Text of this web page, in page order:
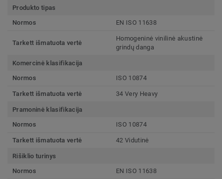
Produkto tipas
Normos
EN ISO 11638
Tarkett išmatuota vertė
Homogeninė vinilinė akustinė
grindų danga
Komercinė klasifikacija
Normos
ISO 10874
Tarkett išmatuota vertė 34 Very Heavy
Pramoninė klasifikacija
Normos
ISO 10874
Tarkett išmatuota vertė 42 Vidutinė
Rišiklio turinys
Normos
EN ISO 11638